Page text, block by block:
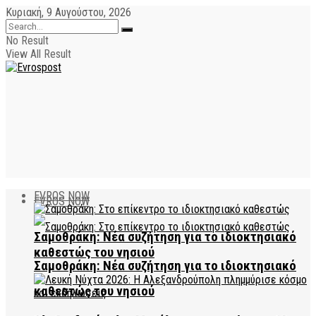
Κυριακή, 9 Αυγούστου, 2026
No Result
View All Result
EVROS NOW
Σαμοθράκη: Νέα συζήτηση για το ιδιοκτησιακό
καθεστώς του νησιού
EVROS NOW
Σαμοθράκη: Νέα συζήτηση για το ιδιοκτησιακό
καθεστώς του νησιού